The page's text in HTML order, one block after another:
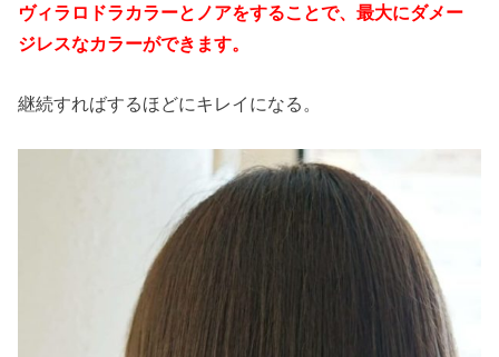
ヴィラロドラカラーとノアをすることで、最大にダメー
ジレスなカラーができます。
継続すればするほどにキレイになる。